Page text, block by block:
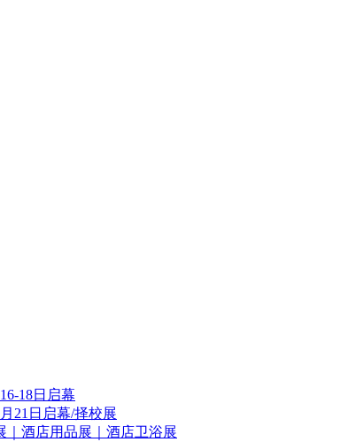
18日启幕
21日启幕/择校展
｜酒店用品展｜酒店卫浴展